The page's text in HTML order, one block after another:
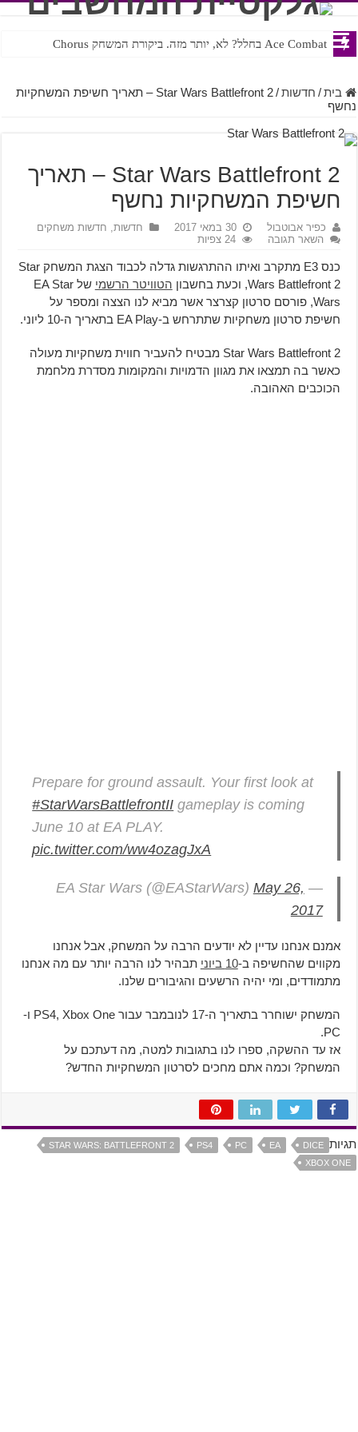
Ace Combat בחלל? לא, יותר מזה. ביקורת המשחק Chorus
Steven Universe והשירים שתורגמו בצורה נוראית לעברית
בית / חדשות /
Star Wars Battlefront 2 – תאריך חשיפת המשחקיות
נחשף
Star Wars Battlefront 2 – תאריך
חשיפת המשחקיות נחשף
כפיר אבוטבול 30 במאי 2017 חדשות, חדשות משחקים
השאר תגובה
24 צפיות
כנס E3 מתקרב ואיתו ההתרגשות גדלה לכבוד הצגת המשחק Star
Wars Battlefront 2, וכעת בחשבון
הטוויטר הרשמי
של EA Star
Wars, פורסם סרטון קצרצר אשר מביא לנו הצצה ומספר על
חשיפת סרטון משחקיות שתתרחש ב-EA Play בתאריך ה-10 ליוני.
Star Wars Battlefront 2 מבטיח להעביר חווית משחקיות מעולה
כאשר בה תמצאו את מגוון הדמויות והמקומות מסדרת מלחמת
הכוכבים האהובה.
Prepare for ground assault. Your first look at
#StarWarsBattlefrontII gameplay is coming
June 10 at EA PLAY.
pic.twitter.com/ww4ozagJxA
— EA Star Wars (@EAStarWars)
May 26,
2017
אמנם אנחנו עדיין לא יודעים הרבה על המשחק, אבל אנחנו
מקווים שהחשיפה ב-10 ביוני
תבהיר לנו הרבה יותר עם מה אנחנו
מתמודדים, ומי יהיה הרשעים והגיבורים שלנו.
המשחק ישוחרר בתאריך ה-17 לנובמבר עבור PS4, Xbox One ו-
PC.
אז עד ההשקה, ספרו לנו בתגובות למטה, מה דעתכם על
המשחק? וכמה אתם מחכים לסרטון המשחקיות החדש?
תגיות DICE
EA
PC
PS4
STAR WARS: BATTLEFRONT 2
XBOX ONE